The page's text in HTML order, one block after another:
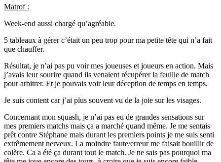
Matrof :
Week-end aussi chargé qu’agréable.
5 tableaux à gérer c’était un peu trop pour ma petite tête qui n’a fait
que chauffer.
Résultat, je n’ai pas pu voir mes joueuses et joueurs en action. Mais
j’avais leur sourire quand ils venaient récupérer la feuille de match
pour arbitrer. Et je pouvais voir leur déception de temps en temps.
Je suis content car j’ai plus souvent vu de la joie sur les visages.
Concernant mon squash, je n’ai pas eu de grandes sensations sur
mes premiers matchs mais ça a marché quand même. Je me sentais
prêt contre Stéphane mais durant les premiers points je me suis senti
extrêmement nerveux. La moindre faute/erreur me faisait bouillir de
colère. Ca a été ça durant tout le match. Je ne sais pas pourquoi ma